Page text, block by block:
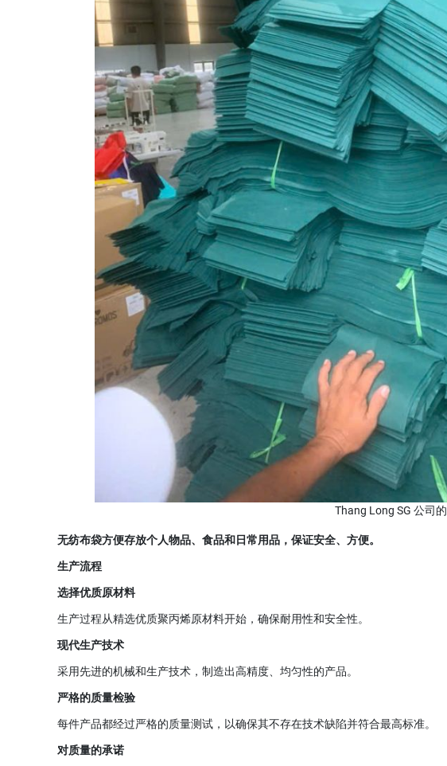
Thang Long SG 公司
无纺布袋方便存放个人物品、食品和日常用品，保证安全、方便。
生产流程
选择优质原材料
生产过程从精选优质聚丙烯原材料开始，确保耐用性和安全性。
现代生产技术
采用先进的机械和生产技术，制造出高精度、均匀性的产品。
严格的质量检验
每件产品都经过严格的质量测试，以确保其不存在技术缺陷并符合最高标准。
对质量的承诺